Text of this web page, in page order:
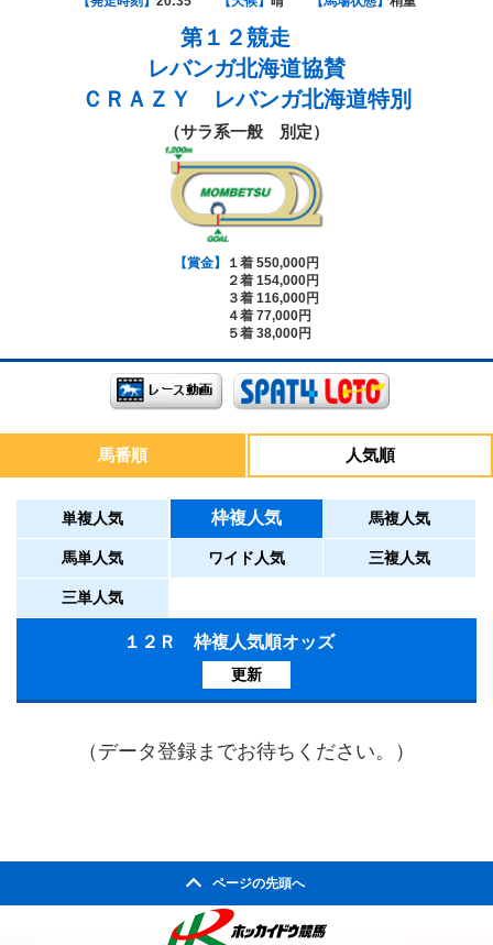
第１２競走
レバンガ北海道協賛
ＣＲＡＺＹ レバンガ北海道特別
（サラ系一般 別定）
【賞金】
１着 550,000円
２着 154,000円
３着 116,000円
４着 77,000円
５着 38,000円
馬番順 人気順
単複人気 枠複人気 馬複人気
馬単人気 ワイド人気 三複人気
三単人気
１２Ｒ 枠複人気順オッズ
更新
（データ登録までお待ちください。）
ページの先頭へ